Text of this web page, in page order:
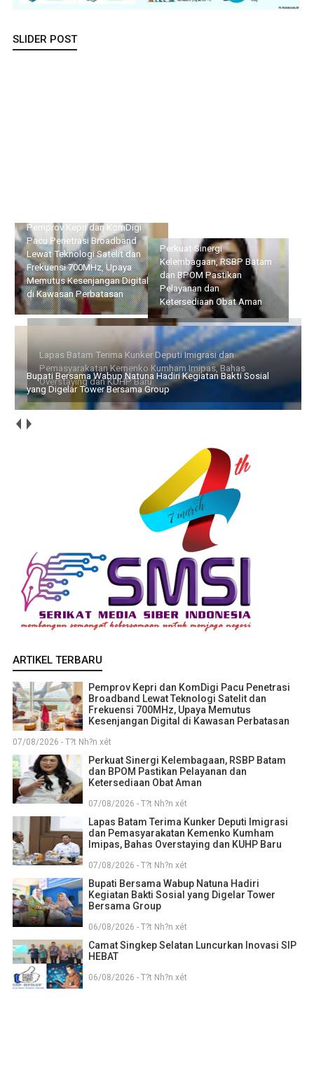
SLIDER POST
Perkuat Sinergi
Kelembagaan, RSBP Batam
dan BPOM Pastikan
Pelayanan dan
Ketersediaan Obat Aman
Lapas Batam Terima Kunker
Deputi Imigrasi dan
Pemasyarakatan Kemenko
Kumham Imipas, Bahas
Overstaying dan KUHP Baru
Bupati Bersama Wabup Natuna Hadiri Kegiatan Bakti Sosial
yang Digelar Tower Bersama Group
ARTIKEL TERBARU
Pemprov Kepri dan KomDigi Pacu Penetrasi
Broadband Lewat Teknologi Satelit dan
Frekuensi 700MHz, Upaya Memutus
Kesenjangan Digital di Kawasan Perbatasan
07/08/2026 - T?t Nh?n xét
Perkuat Sinergi Kelembagaan, RSBP Batam
dan BPOM Pastikan Pelayanan dan
Ketersediaan Obat Aman
07/08/2026 - T?t Nh?n xét
Lapas Batam Terima Kunker Deputi Imigrasi
dan Pemasyarakatan Kemenko Kumham
Imipas, Bahas Overstaying dan KUHP Baru
07/08/2026 - T?t Nh?n xét
Bupati Bersama Wabup Natuna Hadiri
Kegiatan Bakti Sosial yang Digelar Tower
Bersama Group
06/08/2026 - T?t Nh?n xét
Camat Singkep Selatan Luncurkan Inovasi SIP
HEBAT
06/08/2026 - T?t Nh?n xét